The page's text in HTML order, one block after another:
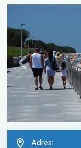
Adres: